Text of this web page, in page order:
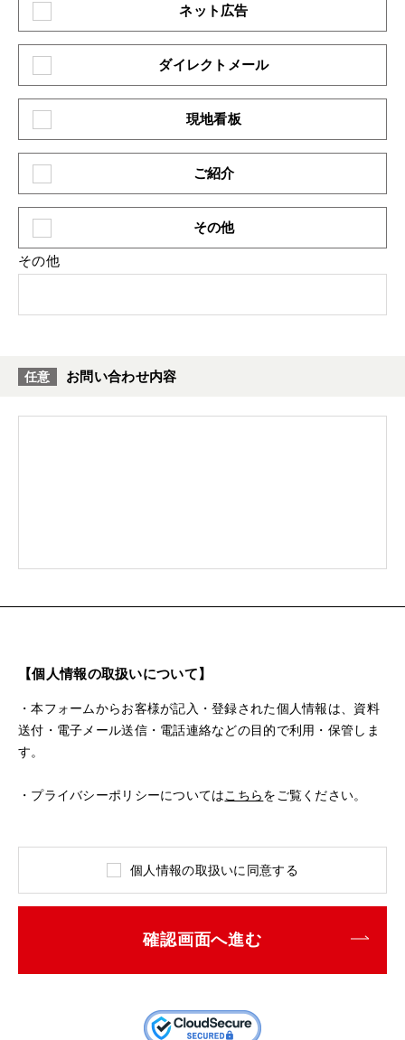
ネット広告
ダイレクトメール
現地看板
ご紹介
その他
その他
任意 お問い合わせ内容
【個人情報の取扱いについて】
・本フォームからお客様が記入・登録された個人情報は、資料
送付・電子メール送信・電話連絡などの目的で利用・保管しま
す。
・プライバシーポリシーについてはこちらをご覧ください。
個人情報の取扱いに同意する
確認画面へ進む